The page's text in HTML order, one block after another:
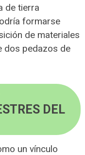
de tierra
formarse
de materiales
dos pedazos de
DEL
un vínculo